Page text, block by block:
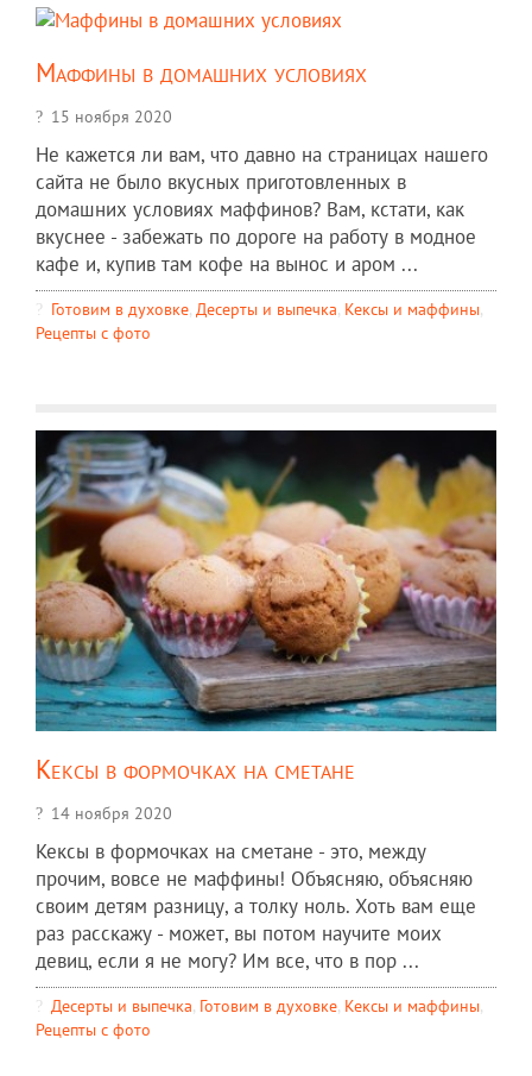
Маффины в домашних условиях
15 ноября 2020
Не кажется ли вам, что давно на страницах нашего
сайта не было вкусных приготовленных в
домашних условиях маффинов? Вам, кстати, как
вкуснее - забежать по дороге на работу в модное
кафе и, купив там кофе на вынос и аром ...
Готовим в духовке, Десерты и выпечка, Кексы и маффины,
Рецепты c фото
Кексы в формочках на сметане
14 ноября 2020
Кексы в формочках на сметане - это, между
прочим, вовсе не маффины! Объясняю, объясняю
своим детям разницу, а толку ноль. Хоть вам еще
раз расскажу - может, вы потом научите моих
девиц, если я не могу? Им все, что в пор ...
Десерты и выпечка, Готовим в духовке, Кексы и маффины,
Рецепты c фото